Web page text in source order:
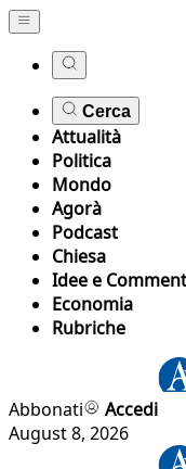
Cerca
Attualità
Politica
Mondo
Agorà
Podcast
Chiesa
Idee e
Economia
Rubriche
Abbonati
Accedi
August 8, 2026